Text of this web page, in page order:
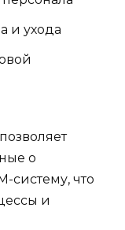
и ухода
о
систему, что
и